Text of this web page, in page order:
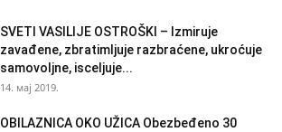
SVETI VASILIJE OSTROŠKI – Izmiruje
zavađene, zbratimljuje razbraćene, ukroćuje
samovoljne, isceljuje...
14. мај 2019.
OBILAZNICA OKO UŽICA Obezbeđeno 30